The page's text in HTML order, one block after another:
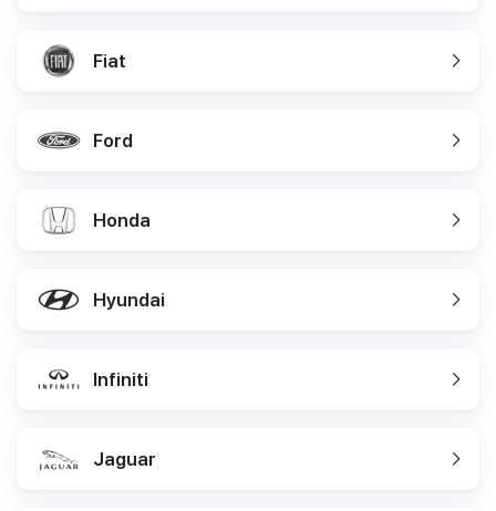
Fiat
Ford
Honda
Hyundai
Infiniti
Jaguar